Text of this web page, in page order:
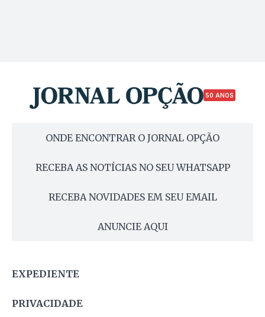
50 ANOS
ONDE ENCONTRAR O JORNAL OPÇÃO
RECEBA AS NOTÍCIAS NO SEU WHATSAPP
RECEBA NOVIDADES EM SEU EMAIL
ANUNCIE AQUI
EXPEDIENTE
PRIVACIDADE